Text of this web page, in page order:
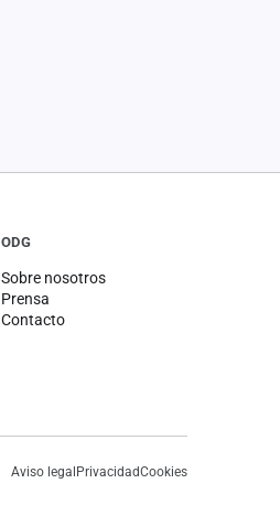
ODG
Sobre nosotros
Prensa
Contacto
Aviso legalPrivacidadCookies